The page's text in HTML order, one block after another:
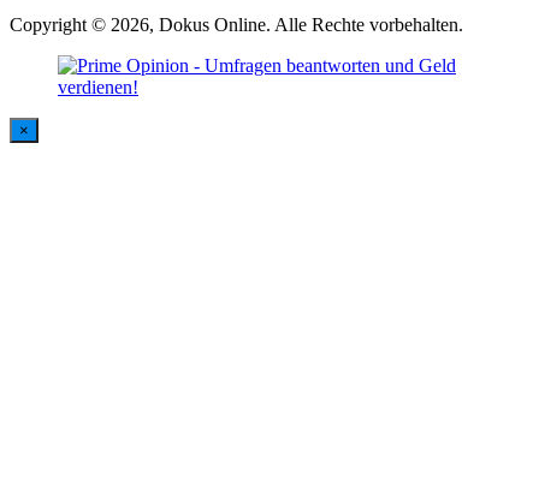
Copyright © 2026, Dokus Online. Alle Rechte vorbehalten.
×